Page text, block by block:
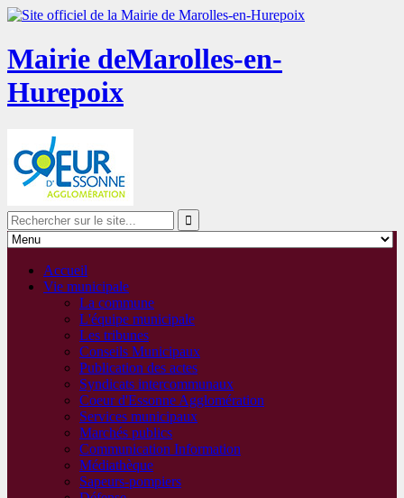
Mairie deMarolles-en-
Hurepoix
Accueil
Vie municipale
La commune
L'équipe municipale
Les tribunes
Conseils Municipaux
Publication des actes
Syndicats intercommunaux
Coeur d'Essonne Agglomération
Services municipaux
Marchés publics
Communication Information
Médiathèque
Sapeurs-pompiers